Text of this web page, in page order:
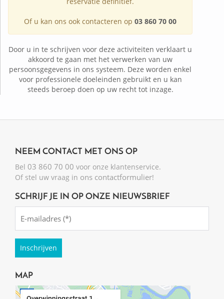
Of u kan ons ook contacteren op 03 860 70 00
Door u in te schrijven voor deze activiteiten verklaart u
akkoord te gaan met het verwerken van uw
persoonsgegevens in ons systeem. Deze worden enkel
voor professionele doeleinden gebruikt en u kan
steeds beroep doen op uw recht tot inzage.
NEEM CONTACT MET ONS OP
Bel 03 860 70 00 voor onze klantenservice.
Of stel uw vraag in ons contactformulier!
SCHRIJF JE IN OP ONZE NIEUWSBRIEF
(Required)
MAP